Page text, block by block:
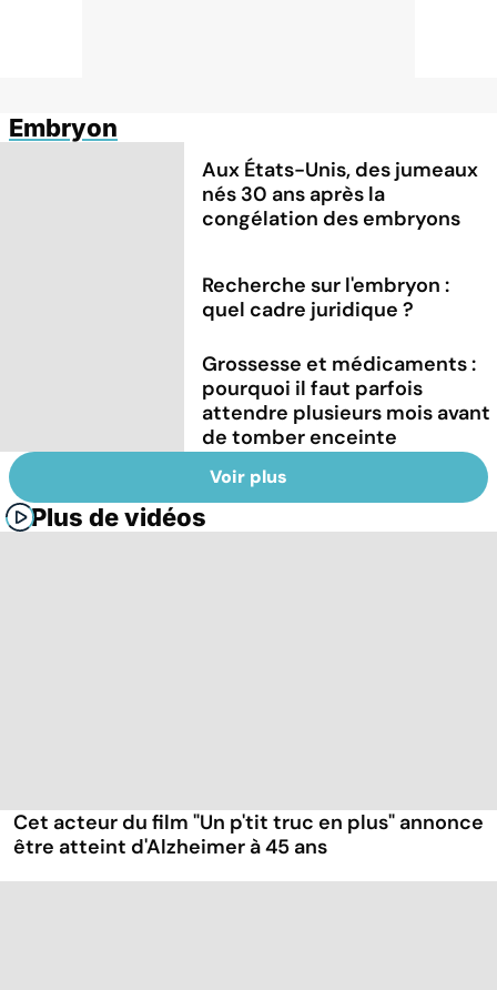
Embryon
Aux États-Unis, des jumeaux
nés 30 ans après la
congélation des embryons
Recherche sur l'embryon :
quel cadre juridique ?
Grossesse et médicaments :
pourquoi il faut parfois
attendre plusieurs mois avant
de tomber enceinte
Voir plus
Plus de vidéos
Cet acteur du film "Un p'tit truc en plus" annonce
être atteint d'Alzheimer à 45 ans